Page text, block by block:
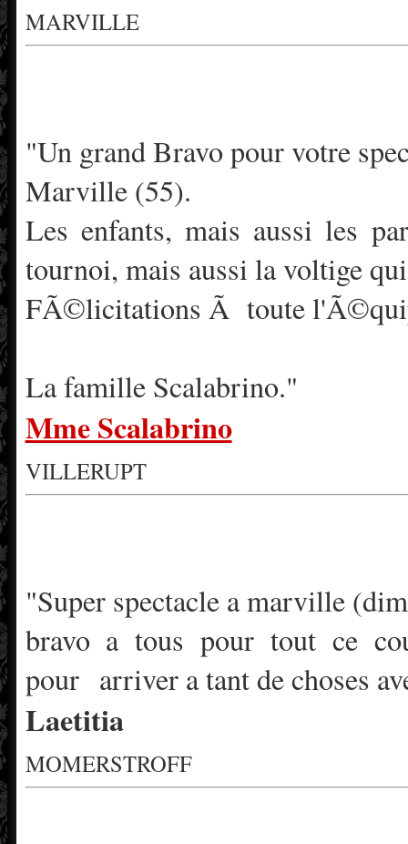
MARVILLE
"Un grand Bravo pour votre
Marville (55).
Les enfants, mais aussi les
tournoi, mais aussi la voltige
FÃ©licitations Ã toute
La famille Scalabrino."
Mme Scalabrino
VILLERUPT
"Super spectacle a marville
bravo a tous pour tout ce
pour arriver a tant de choses
Laetitia
MOMERSTROFF